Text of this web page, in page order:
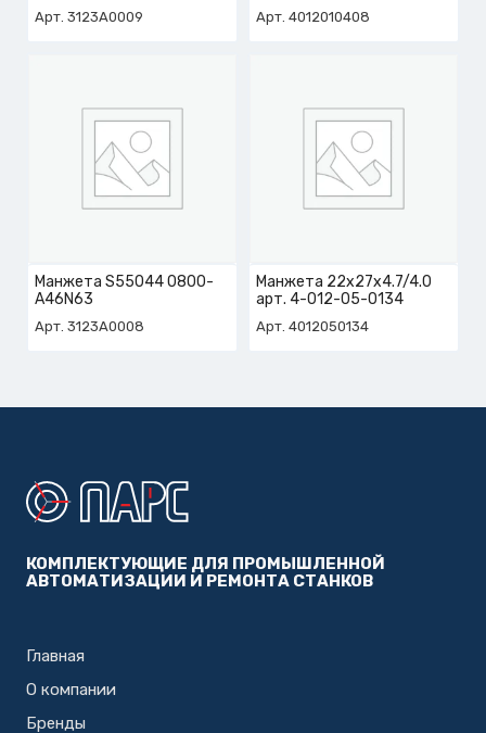
Арт. 3123A0009 Арт. 4012010408
Манжета S55044 0800-
A46N63
Арт. 3123A0008
Манжета 22х27х4.7/4.0
арт. 4-012-05-0134
Арт. 4012050134
КОМПЛЕКТУЮЩИЕ ДЛЯ ПРОМЫШЛЕННОЙ
АВТОМАТИЗАЦИИ И РЕМОНТА СТАНКОВ
Главная
О компании
Бренды